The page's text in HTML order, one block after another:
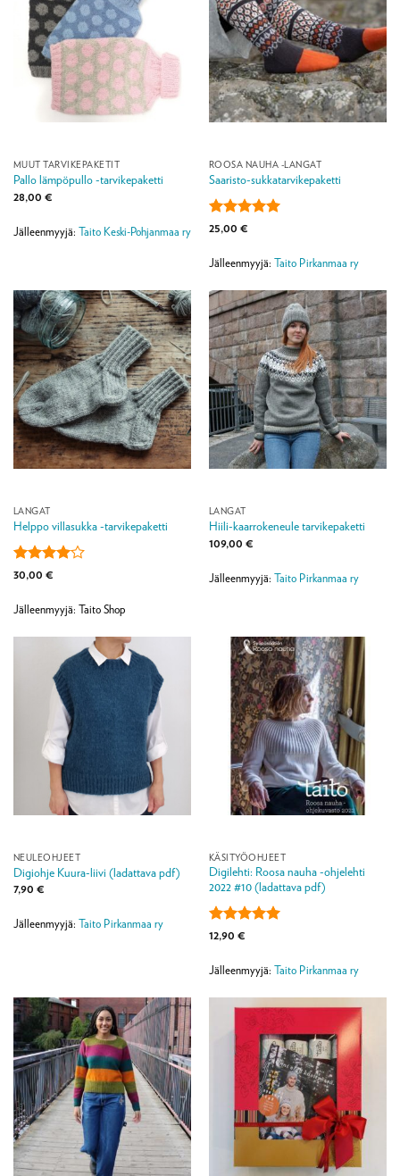
MUUT TARVIKEPAKETIT
Pallo lämpöpullo -tarvikepaketti
28,00 €
Jälleenmyyjä: Taito Keski-Pohjanmaa ry
ROOSA NAUHA -LANGAT
Saaristo-sukkatarvikepaketti
Arvostelu
/ 5
25,00 €
Jälleenmyyjä: Taito Pirkanmaa ry
LANGAT
Helppo villasukka -tarvikepaketti
Arvostelu
4 / 5
30,00 €
Jälleenmyyjä: Taito Shop
LANGAT
Hiili-kaarrokeneule tarvikepaketti
109,00 €
Jälleenmyyjä: Taito Pirkanmaa ry
NEULEOHJEET
Digiohje Kuura-liivi (ladattava pdf)
7,90 €
Jälleenmyyjä: Taito Pirkanmaa ry
KÄSITYÖOHJEET
Digilehti: Roosa nauha -ohjelehti
2022 #10 (ladattava pdf)
Arvostelu
/ 5
12,90 €
Jälleenmyyjä: Taito Pirkanmaa ry